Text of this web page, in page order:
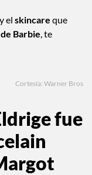
el skincare que
Barbie, te
Cortesía: Warner Bros
fue